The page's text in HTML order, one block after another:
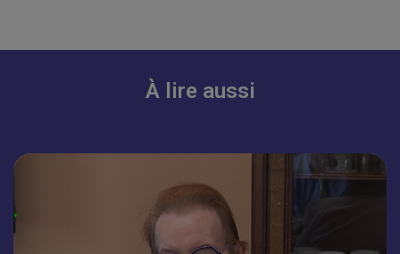
À lire aussi